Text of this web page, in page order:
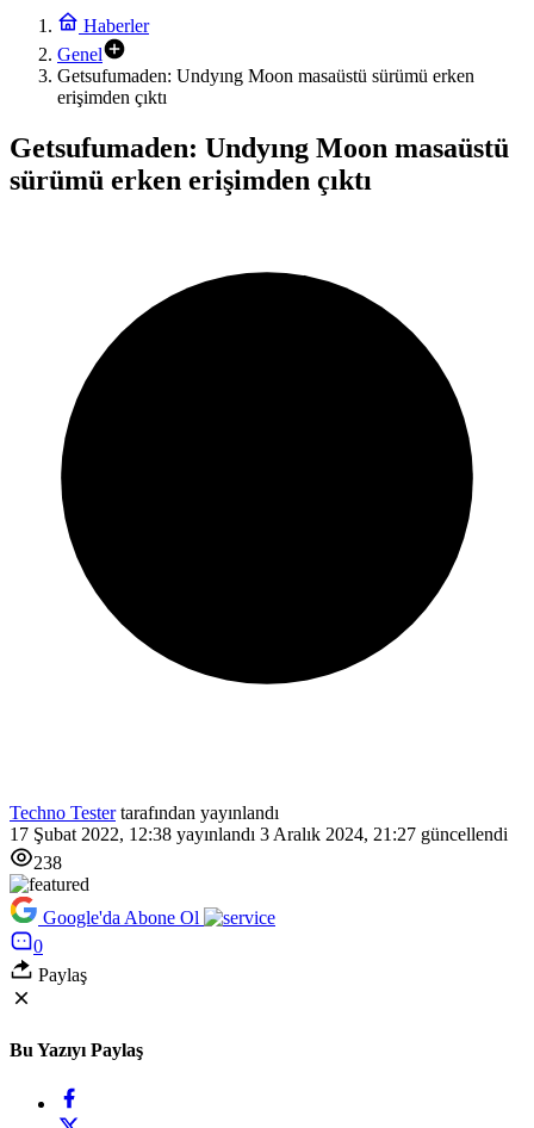
Haberler
Genel
Getsufumaden: Undyıng Moon masaüstü sürümü erken
erişimden çıktı
Getsufumaden: Undyıng Moon masaüstü
sürümü erken erişimden çıktı
Techno Testertarafından yayınlandı
17 Şubat 2022, 12:38 yayınlandı 3 Aralık 2024, 21:27 güncellendi
238
Google'da Abone Ol
0
Paylaş
Bu Yazıyı Paylaş